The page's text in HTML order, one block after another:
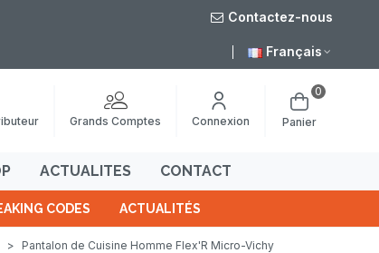
Contactez-nous
Français
Grands Comptes Connexion Panier
0
ACTUALITES CONTACT
CODES ACTUALITÉS
> Pantalon de Cuisine Homme Flex'R Micro-Vichy